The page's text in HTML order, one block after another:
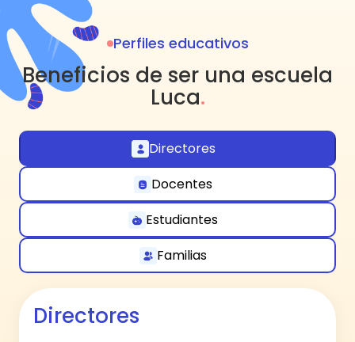
Perfiles educativos
Beneficios de ser una escuela
Luca.
Directores
Docentes
Estudiantes
Familias
Directores